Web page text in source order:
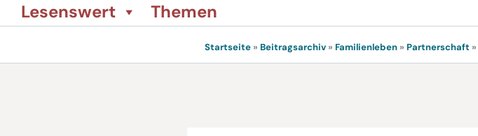
Lesenswert
Themen
Startseite » Beitragsarchiv » Familienleben » Partnerschaft »